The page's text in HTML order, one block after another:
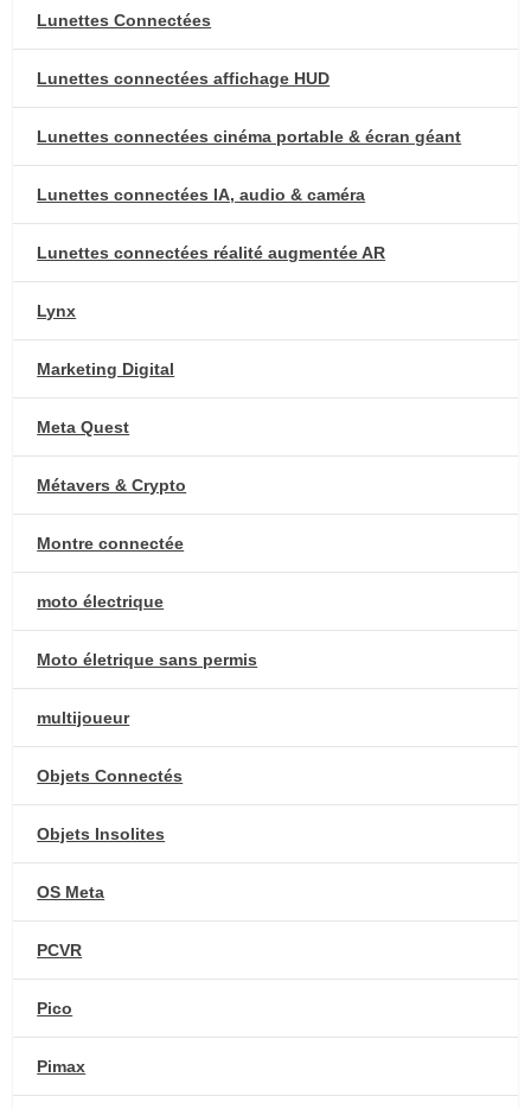
Lunettes Connectées
Lunettes connectées affichage HUD
Lunettes connectées cinéma portable & écran géant
Lunettes connectées IA, audio & caméra
Lunettes connectées réalité augmentée AR
Lynx
Marketing Digital
Meta Quest
Métavers & Crypto
Montre connectée
moto électrique
Moto életrique sans permis
multijoueur
Objets Connectés
Objets Insolites
OS Meta
PCVR
Pico
Pimax